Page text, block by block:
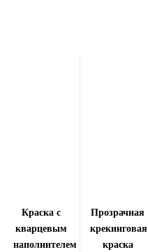
Краска с
кварцевым
наполнителем
Прозрачная
крекинговая
краска